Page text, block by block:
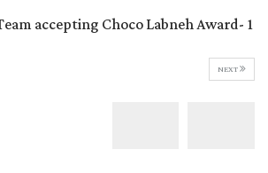
accepting Choco Labneh Award- 1
NEXT